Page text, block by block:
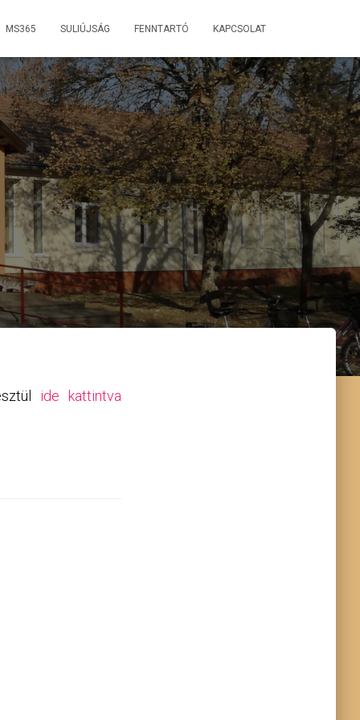
MS365 SULIÚJSÁG FENNTARTÓ KAPCSOLAT
ide kattintva